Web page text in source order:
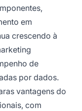
em
crescendo à
de
por dados.
vantagens do
com